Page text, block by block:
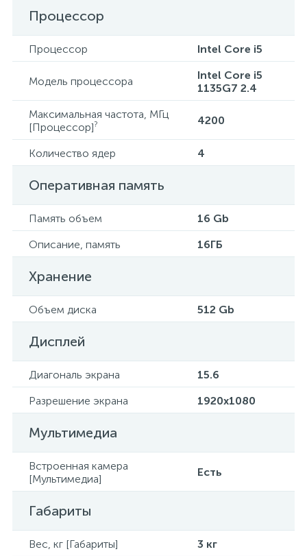
Процессор
Процессор Intel Core i5
Модель процессора
Intel Core i5
1135G7 2.4
Максимальная частота, МГц
[Процессор]? 4200
Количество ядер 4
Оперативная память
Память объем
16 Gb
Описание, память
16ГБ
Хранение
Объем диска 512 Gb
Дисплей
Диагональ экрана
15.6
Разрешение экрана
1920x1080
Мультимедиа
Встроенная камера
[Мультимедиа]
Есть
Габариты
Вес, кг [Габариты]
3 кг